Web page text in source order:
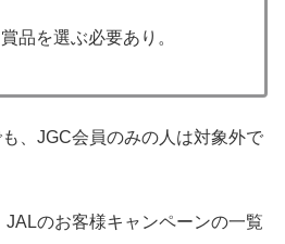
品を選ぶ必要あり。
、JGC会員のみの人は対象外で
のお客様キャンペーンの一覧